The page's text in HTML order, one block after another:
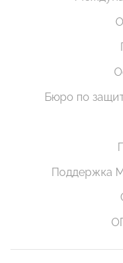
Бюро по
Поддержка